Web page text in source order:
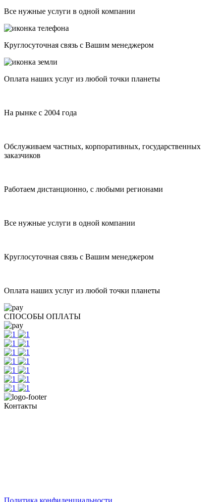
Все нужные услуги в одной компании
Круглосуточная связь с Вашим менеджером
Оплата наших услуг из любой точки планеты
На рынке с 2004 года
Обслуживаем частных, корпоративных, государственных
заказчиков
Работаем дистанционно, с любыми регионами
Все нужные услуги в одной компании
Круглосуточная связь с Вашим менеджером
Оплата наших услуг из любой точки планеты
СПОСОБЫ ОПЛАТЫ
Контакты